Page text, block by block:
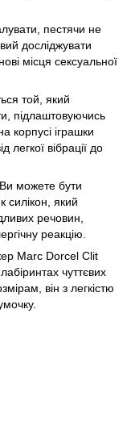
пестячи не
досліджувати
місця сексуальної
той, який
підлаштовуючись
корпусі іграшки
легкої вібрації до
можете бути
силікон, який
речовин,
реакцію.
Marc Dorcel Clit
чуттєвих
він з легкістю